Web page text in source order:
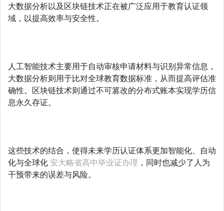
大数据分析以及区块链技术正在被广泛应用于教育认证领
域，以提高效率与安全性。
人工智能技术主要用于自动审核申请材料与识别异常信息，
大数据分析则用于比对全球教育数据标准，从而提高评估准
确性。区块链技术则通过不可篡改的分布式账本实现学历信
息永久存证。
这些技术的结合，使得未来学历认证体系更加智能化、自动
化与全球化安大略省高中毕业证办理 ，同时也减少了人为
干预带来的误差与风险。